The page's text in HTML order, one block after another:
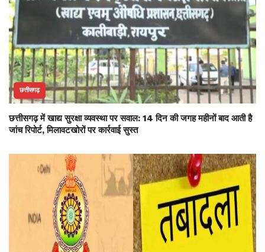
छत्तीसगढ़
छत्तीसगढ़ में खाद्य सुरक्षा व्यवस्था पर सवाल: 14 दिन की जगह महीनों बाद आती है
जांच रिपोर्ट, मिलावटखोरों पर कार्रवाई सुस्त